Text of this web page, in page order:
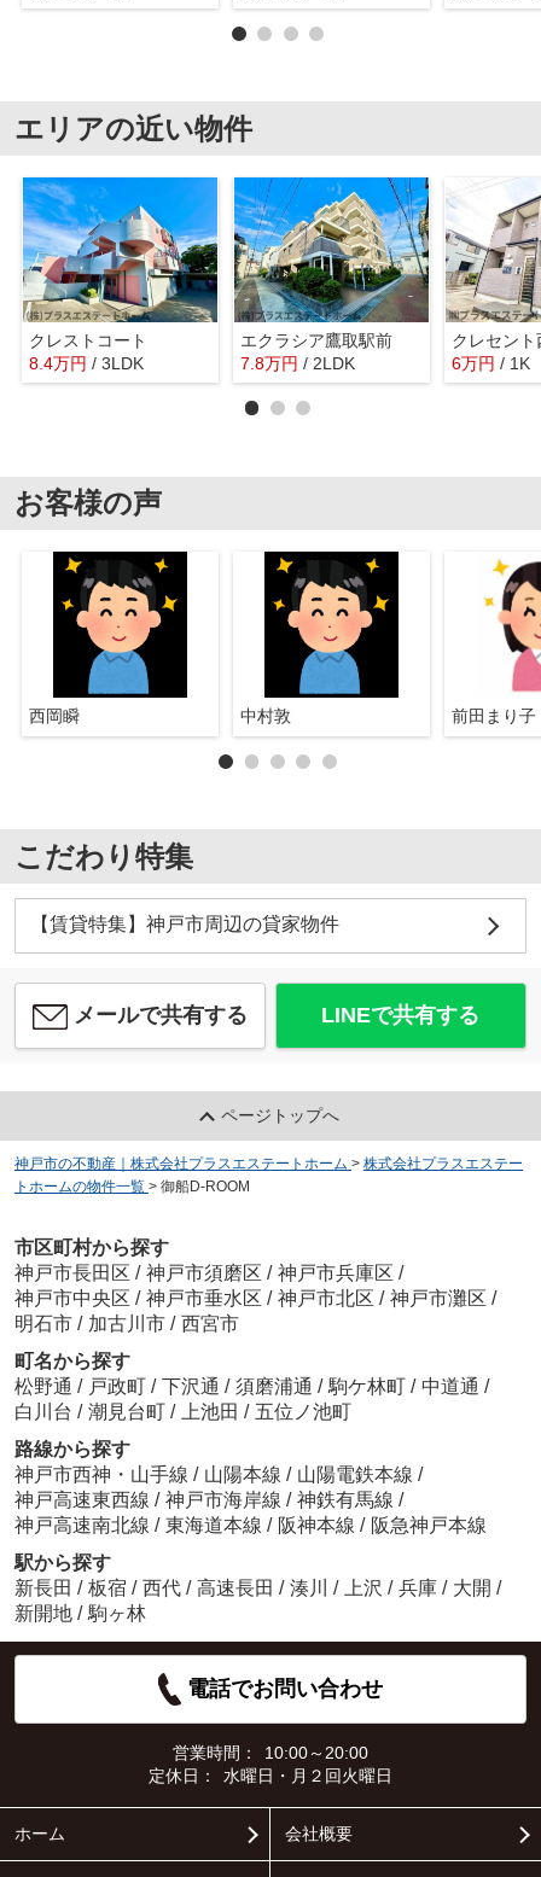
エリアの近い物件
クレストコート
8.4万円 / 3LDK
エクラシア鷹取駅前
7.8万円 / 2LDK
クレセント
6万円 / 1K
お客様の声
西岡瞬 中村敦 前田まり子
こだわり特集
【賃貸特集】神戸市周辺の貸家物件
メールで共有する LINEで共有する
ページトップへ
神戸市の不動産｜株式会社プラスエステートホーム > 株式会社プラスエステー
トホームの物件一覧 > 御船D-ROOM
市区町村から探す
神戸市長田区 / 神戸市須磨区 / 神戸市兵庫区 /
神戸市中央区 / 神戸市垂水区 / 神戸市北区 / 神戸市灘区 /
明石市 / 加古川市 / 西宮市
町名から探す
松野通 / 戸政町 / 下沢通 / 須磨浦通 / 駒ケ林町 / 中道通 /
白川台 / 潮見台町 / 上池田 / 五位ノ池町
路線から探す
神戸市西神・山手線 / 山陽本線 / 山陽電鉄本線 /
神戸高速東西線 / 神戸市海岸線 / 神鉄有馬線 /
神戸高速南北線 / 東海道本線 / 阪神本線 / 阪急神戸本線
駅から探す
新長田 / 板宿 / 西代 / 高速長田 / 湊川 / 上沢 / 兵庫 / 大開 /
新開地 / 駒ヶ林
電話でお問い合わせ
営業時間：
10:00～20:00
定休日：
水曜日・月２回火曜日
ホーム 会社概要